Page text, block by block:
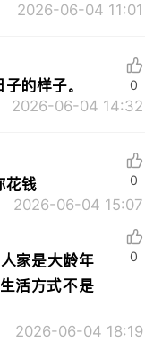
2026-06-04 11:01
的样子。
2026-06-04 14:32
0
花钱
2026-06-04 15:07
0
家是大龄年
活方式不是
2026-06-04 18:19
0